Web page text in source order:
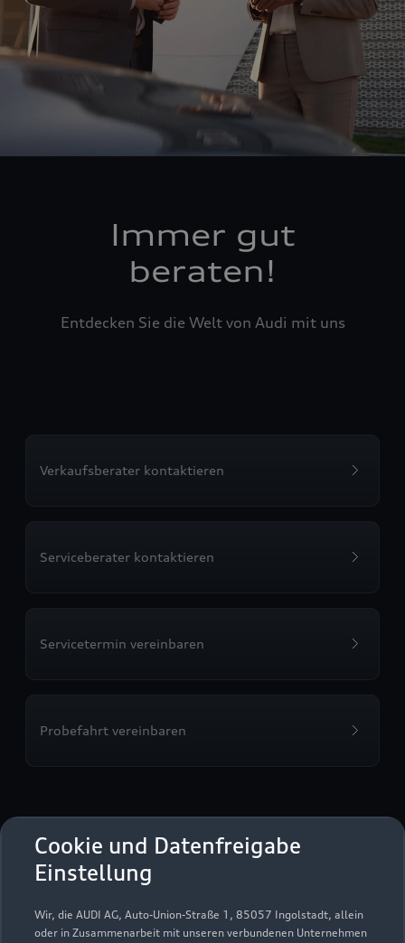
Cookie und Datenfreigabe
Einstellung
Wir, die AUDI AG, Auto-Union-Straße 1, 85057 Ingolstadt, allein
oder in Zusammenarbeit mit unseren verbundenen Unternehmen
Immer gut
beraten!
Entdecken Sie die Welt von Audi mit uns
Verkaufsberater kontaktieren
Serviceberater kontaktieren
Servicetermin vereinbaren
Probefahrt vereinbaren
AWUS mobile GmbH & Co.
KG Wismar